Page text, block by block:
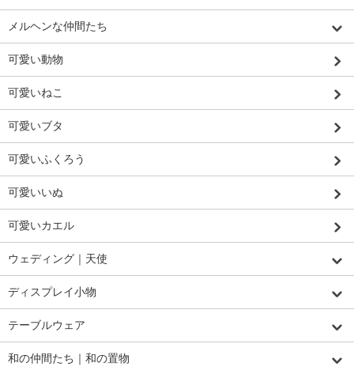
メルヘンな仲間たち
可愛い動物
可愛いねこ
可愛いブタ
可愛いふくろう
可愛いいぬ
可愛いカエル
ウェディング｜天使
ディスプレイ小物
テーブルウェア
和の仲間たち｜和の置物